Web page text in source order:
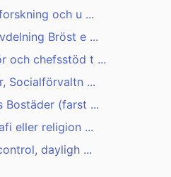
och u ...
Bröst e ...
och chefsstöd t ...
Socialförvaltn ...
Bostäder (farst ...
eller religion ...
dayligh ...